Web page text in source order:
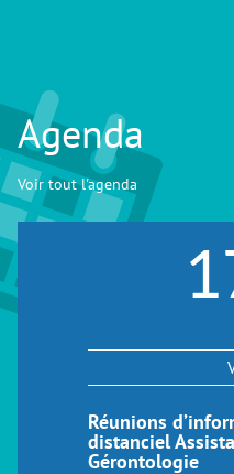
Agenda
Voir tout l'agenda
Réunions
distanciel
Gérontologie